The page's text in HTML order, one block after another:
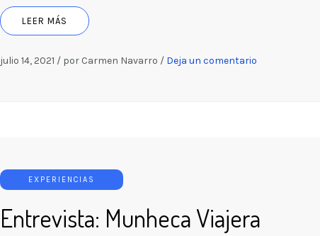
LEER MÁS
julio 14, 2021 / por Carmen Navarro / Deja un comentario
EXPERIENCIAS
Entrevista: Munheca Viajera